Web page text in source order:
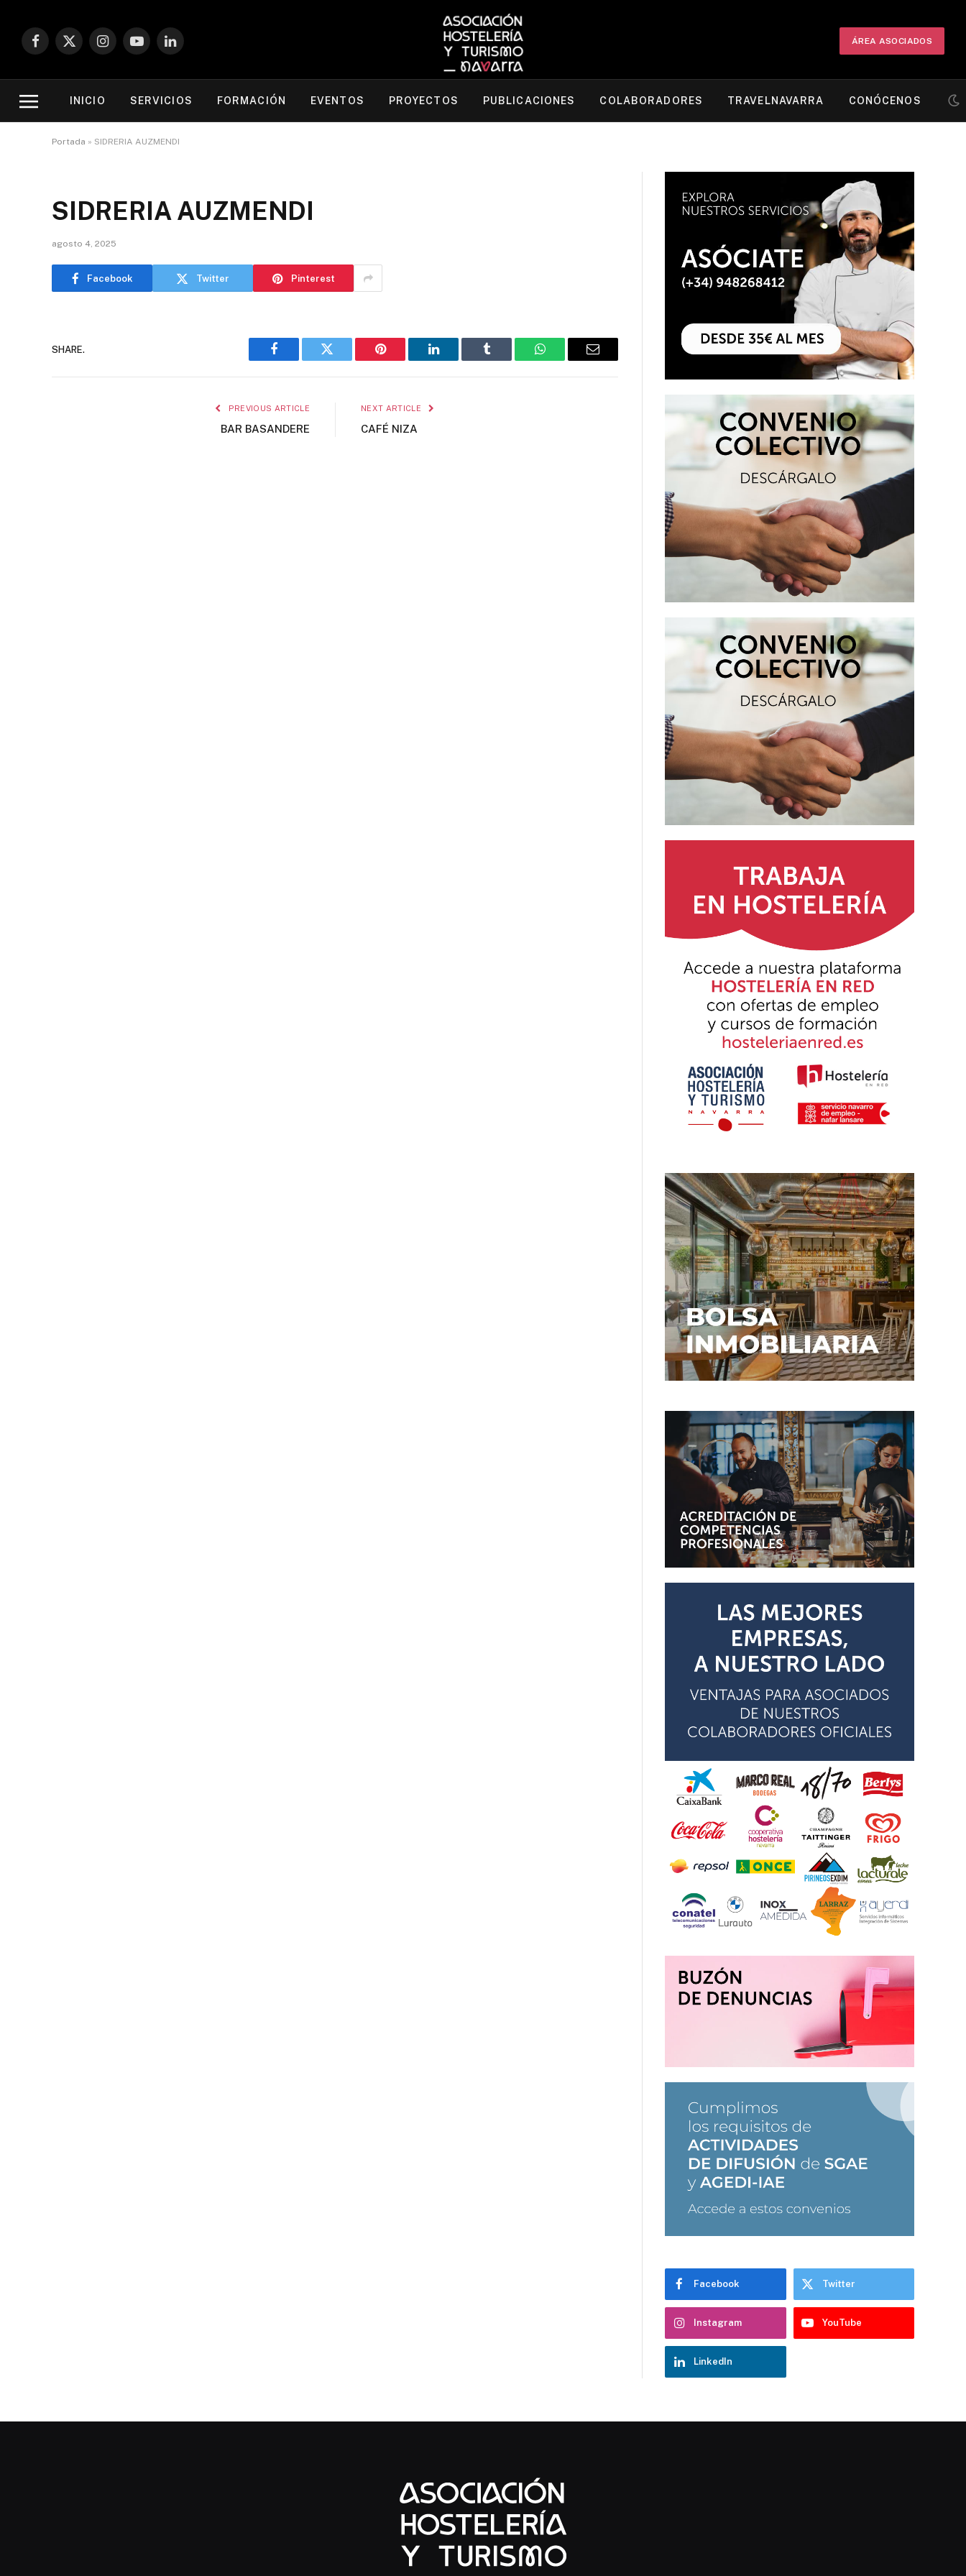
Facebook
X
InstagramYouTubeLinkedIn
ÁREA ASOCIADOS
INICIO SERVICIOS FORMACIÓN EVENTOS PROYECTOS PUBLICACIONES COLABORADORES TRAVELNAVARRA CONÓCENOS
Portada » SIDRERIA AUZMENDI
SIDRERIA AUZMENDI
agosto 4, 2025
Facebook Twitter Pinterest
SHARE.
Facebook Twitter Pinterest LinkedIn Tumblr WhatsAppEmail
PREVIOUS ARTICLE
BAR BASANDERE
NEXT ARTICLE
CAFÉ NIZA
Facebook Twitter
Instagram YouTube
LinkedIn